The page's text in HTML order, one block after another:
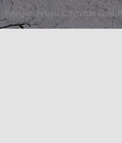
Feingerätebau K. Fischer GmbH
Venusberger Straße 24